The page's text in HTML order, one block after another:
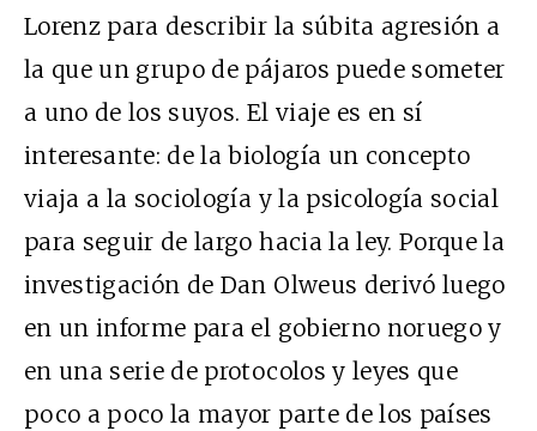
Lorenz para describir la súbita agresión a
la que un grupo de pájaros puede someter
a uno de los suyos. El viaje es en sí
interesante: de la biología un concepto
viaja a la sociología y la psicología social
para seguir de largo hacia la ley. Porque la
investigación de Dan Olweus derivó luego
en un informe para el gobierno noruego y
en una serie de protocolos y leyes que
poco a poco la mayor parte de los países